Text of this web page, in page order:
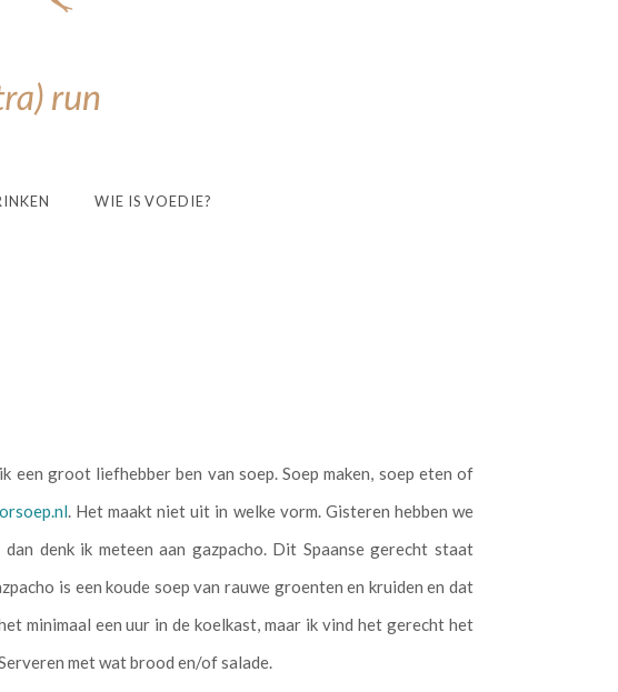
WIE IS VOEDIE?
een groot liefhebber ben van soep. Soep maken, soep eten of
. Het maakt niet uit in welke vorm. Gisteren hebben we
denk ik meteen aan gazpacho. Dit Spaanse gerecht staat
is een koude soep van rauwe groenten en kruiden en dat
minimaal een uur in de koelkast, maar ik vind het gerecht het
met wat brood en/of salade.